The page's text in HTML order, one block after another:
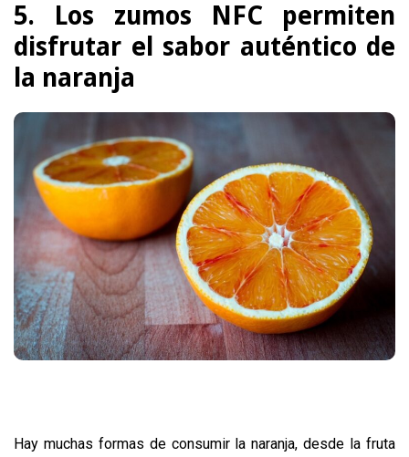
5. Los zumos NFC permiten
disfrutar el sabor auténtico de
la naranja
Hay muchas formas de consumir la naranja, desde la fruta